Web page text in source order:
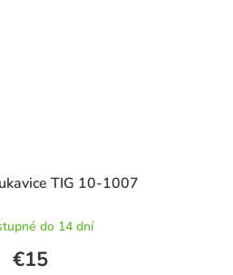
TIG 10-1007
hodnotenie
je
5,0
z
do 14 dní
€15